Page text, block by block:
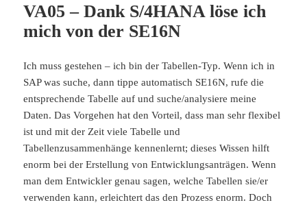
VA05 – Dank S/4HANA löse ich
mich von der SE16N
Ich muss gestehen – ich bin der Tabellen-Typ. Wenn ich in
SAP was suche, dann tippe automatisch SE16N, rufe die
entsprechende Tabelle auf und suche/analysiere meine
Daten. Das Vorgehen hat den Vorteil, dass man sehr flexibel
ist und mit der Zeit viele Tabelle und
Tabellenzusammenhänge kennenlernt; dieses Wissen hilft
enorm bei der Erstellung von Entwicklungsanträgen. Wenn
man dem Entwickler genau sagen, welche Tabellen sie/er
verwenden kann, erleichtert das den Prozess enorm. Doch